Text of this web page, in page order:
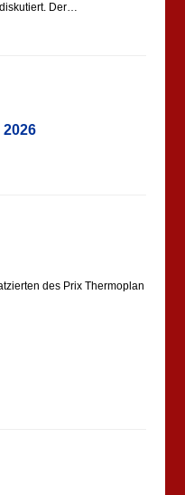
Der…
des Prix Thermoplan